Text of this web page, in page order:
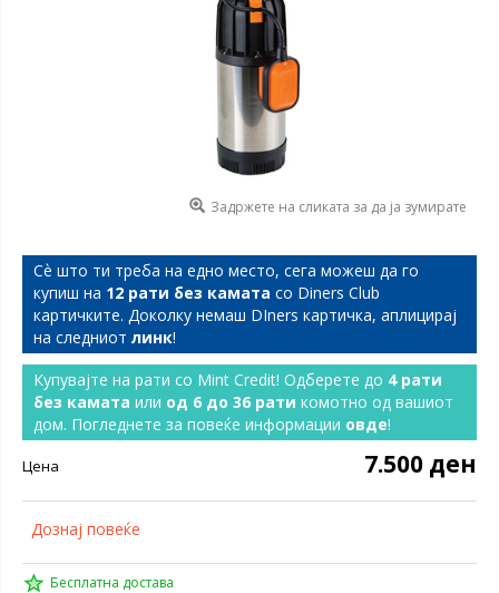
Задржете на сликата за да ја зумирате
Сѐ што ти треба на едно место, сега можеш да го
купиш на 12 рати без камата со Diners Club
картичките. Доколку немаш DIners картичка, аплицирај
на следниот линк!
Купувајте на рати со Mint Credit! Одберете до 4 рати
без камата или од 6 до 36 рати комотно од вашиот
дом. Погледнете за повеќе информации овде!
Цена 7.500 ден
Дознај повеќе
Бесплатна достава